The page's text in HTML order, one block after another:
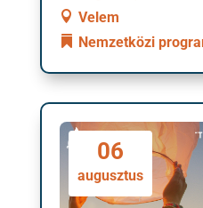
Velem
Nemzetközi
06
augusztus